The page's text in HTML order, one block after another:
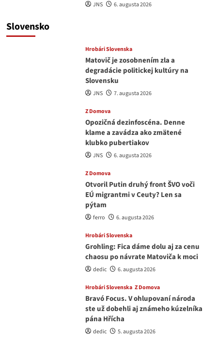
JNS 6. augusta 2026
Slovensko
Hrobári Slovenska
Matovič je zosobnením zla a
degradácie politickej kultúry na
Slovensku
JNS 7. augusta 2026
Z Domova
Opozičná dezinfoscéna. Denne
klame a zavádza ako zmätené
klubko pubertiakov
JNS 6. augusta 2026
Z Domova
Otvoril Putin druhý front ŠVO voči
EÚ migrantmi v Ceuty? Len sa
pýtam
ferro 6. augusta 2026
Hrobári Slovenska
Grohling: Fica dáme dolu aj za cenu
chaosu po návrate Matoviča k moci
dedic 6. augusta 2026
Hrobári Slovenska Z Domova
Bravó Focus. V ohlupovaní národa
ste už dobehli aj známeho kúzelníka
pána Hřícha
dedic 5. augusta 2026